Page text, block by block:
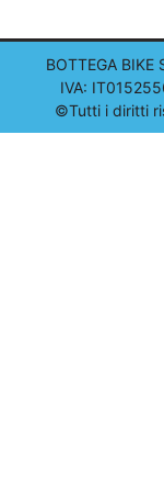
BOTTEGA BIKE
IVA:
©Tutti i diritti